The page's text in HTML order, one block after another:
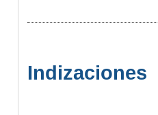
Indizaciones